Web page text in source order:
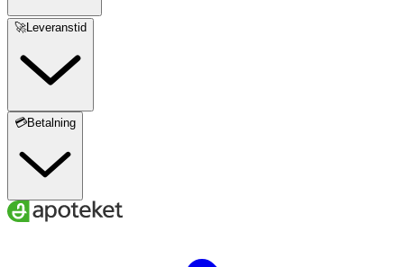
🚀Leveranstid
💳Betalning